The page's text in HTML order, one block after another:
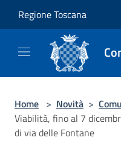
Regione Toscana
Home > Novità >
Viabilità, fino al 7
di via delle Fontane